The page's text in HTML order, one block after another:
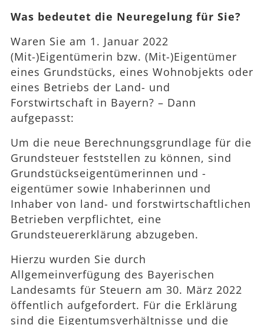
Was bedeutet die Neuregelung für Sie?
Waren Sie am 1. Januar 2022
(Mit-)Eigentümerin bzw. (Mit-)Eigentümer
eines Grundstücks, eines Wohnobjekts oder
eines Betriebs der Land- und
Forstwirtschaft in Bayern? – Dann
aufgepasst:
Um die neue Berechnungsgrundlage für die
Grundsteuer feststellen zu können, sind
Grundstückseigentümerinnen und -
eigentümer sowie Inhaberinnen und
Inhaber von land- und forstwirtschaftlichen
Betrieben verpflichtet, eine
Grundsteuererklärung abzugeben.
Hierzu wurden Sie durch
Allgemeinverfügung des Bayerischen
Landesamts für Steuern am 30. März 2022
öffentlich aufgefordert. Für die Erklärung
sind die Eigentumsverhältnisse und die